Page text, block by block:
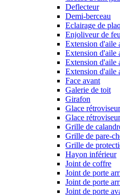
Deflecteur
Demi-berceau
Eclairage de
Enjoliveur de
Extension d'aile
Extension d'aile
Extension d'aile
Extension d'aile
Face avant
Galerie de toit
Girafon
Glace
Glace
Grille de
Grille de pare-
Grille de
Hayon inférieur
Joint de coffre
Joint de porte
Joint de porte
Joint de porte